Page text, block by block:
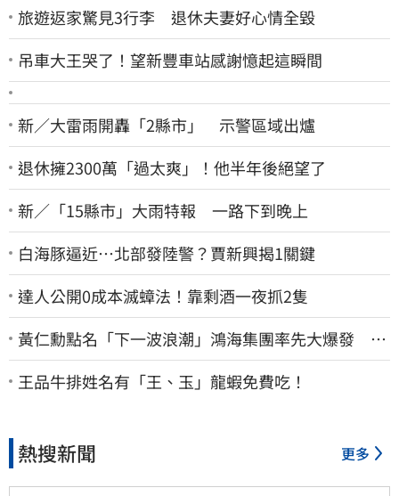
旅遊返家驚見3行李 退休夫妻好心情全毀
吊車大王哭了！望新豐車站感謝憶起這瞬間
新／大雷雨開轟「2縣市」 示警區域出爐
退休擁2300萬「過太爽」！他半年後絕望了
新／「15縣市」大雨特報 一路下到晚上
白海豚逼近…北部發陸警？賈新興揭1關鍵
達人公開0成本滅蟑法！靠剩酒一夜抓2隻
黃仁勳點名「下一波浪潮」鴻海集團率先大爆發 台
股這族群全面噴出
王品牛排姓名有「王、玉」龍蝦免費吃！
熱搜新聞 更多